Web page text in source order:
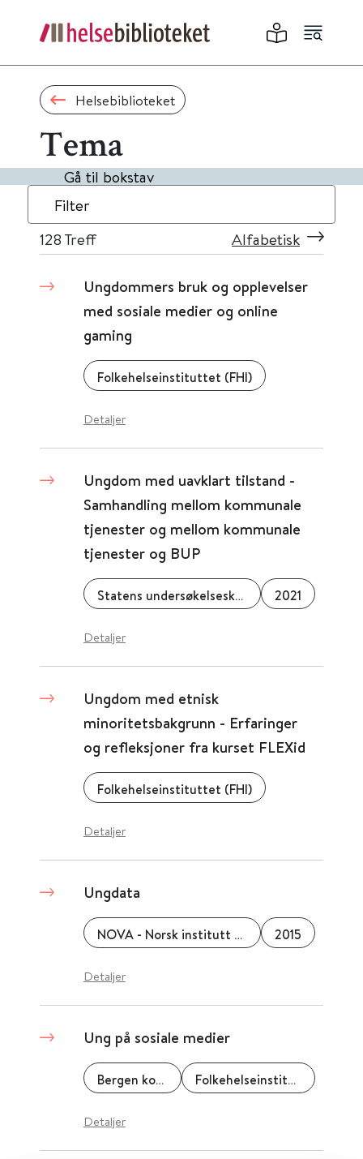
Helsebiblioteket
Tema
Gå til bokstav
Filter
128 Treff Alfabetisk
Ungdommers bruk og opplevelser
med sosiale medier og online
gaming
Folkehelseinstituttet (FHI)
Detaljer
Ungdom med uavklart tilstand -
Samhandling mellom kommunale
tjenester og mellom kommunale
tjenester og BUP
Statens undersøkelseskommisjon for helse- og omsorgstjenesten (UKOM) 2021
Detaljer
Ungdom med etnisk
minoritetsbakgrunn - Erfaringer
og refleksjoner fra kurset FLEXid
Folkehelseinstituttet (FHI)
Detaljer
Ungdata
NOVA - Norsk institutt for forskning om oppvekst, velferd og aldring 2015
Detaljer
Ung på sosiale medier
Bergen kommune Folkehelseinstituttet (FHI)
Detaljer